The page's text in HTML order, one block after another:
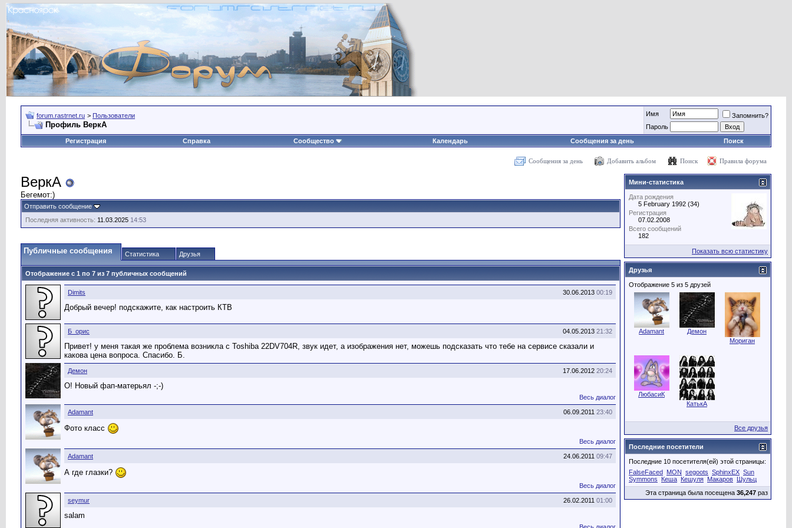
forum.rastrnet.ru > Пользователи
Профиль ВеркА
Имя
Запомнить?
Пароль
Регистрация
Справка Сообщество Календарь Сообщения за день Поиск
Сообщения за день Добавить альбом Поиск Правила форума
ВеркА
Бегемот:)
Отправить сообщение
Последняя активность: 11.03.2025 14:53
Публичные сообщения Статистика Друзья
Отображение с 1 по 7 из 7 публичных сообщений
30.06.2013 00:19
Dimits
Добрый вечер! подскажите, как настроить КТВ
04.05.2013 21:32
Б_орис
Привет! у меня такая же проблема возникла с Toshiba 22DV704R, звук идет, а изображения нет, можешь подсказать что тебе на сервисе сказали и
какова цена вопроса. Спасибо. Б.
17.06.2012 20:24
Демон
О! Новый фап-матерьял -;-)
Весь диалог
06.09.2011 23:40
Adamant
Фото класс
Весь диалог
24.06.2011 09:47
Adamant
А где глазки?
Весь диалог
26.02.2011 01:00
seymur
salam
Мини-статистика
Дата рождения
5 February 1992 (34)
Регистрация
07.02.2008
Всего сообщений
182
Показать всю статистику
Друзья
Отображение 5 из 5 друзей
Adamant
Демон
Мориган
ЛюбасиК
КатькА
Все друзья
Последние посетители
Последние 10 посетителя(ей) этой страницы:
FalseFaced MON segoots SphinxEX Sun
Symmons
Кеша Кешуля Макаров Шульц
Эта страница была посещена 36,247 раз